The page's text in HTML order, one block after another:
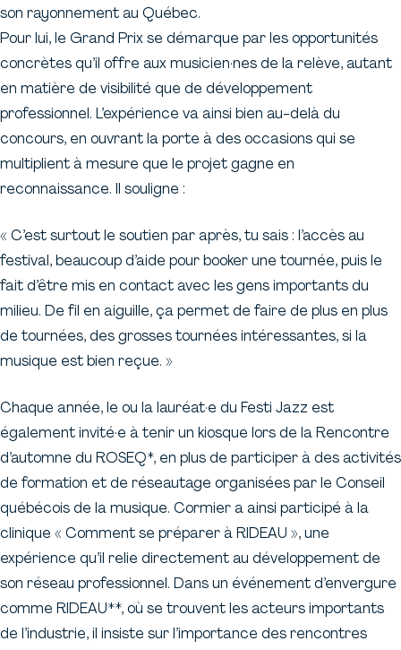
son rayonnement au Québec.
Pour lui, le Grand Prix se démarque par les opportunités
concrètes qu’il offre aux musicien·nes de la relève, autant
en matière de visibilité que de développement
professionnel. L’expérience va ainsi bien au-delà du
concours, en ouvrant la porte à des occasions qui se
multiplient à mesure que le projet gagne en
reconnaissance. Il souligne :
« C’est surtout le soutien par après, tu sais : l’accès au
festival, beaucoup d’aide pour booker une tournée, puis le
fait d’être mis en contact avec les gens importants du
milieu. De fil en aiguille, ça permet de faire de plus en plus
de tournées, des grosses tournées intéressantes, si la
musique est bien reçue. »
Chaque année, le ou la lauréat·e du Festi Jazz est
également invité·e à tenir un kiosque lors de la Rencontre
d’automne du ROSEQ*, en plus de participer à des activités
de formation et de réseautage organisées par le Conseil
québécois de la musique. Cormier a ainsi participé à la
clinique « Comment se préparer à RIDEAU », une
expérience qu’il relie directement au développement de
son réseau professionnel. Dans un événement d’envergure
comme RIDEAU**, où se trouvent les acteurs importants
de l’industrie, il insiste sur l’importance des rencontres